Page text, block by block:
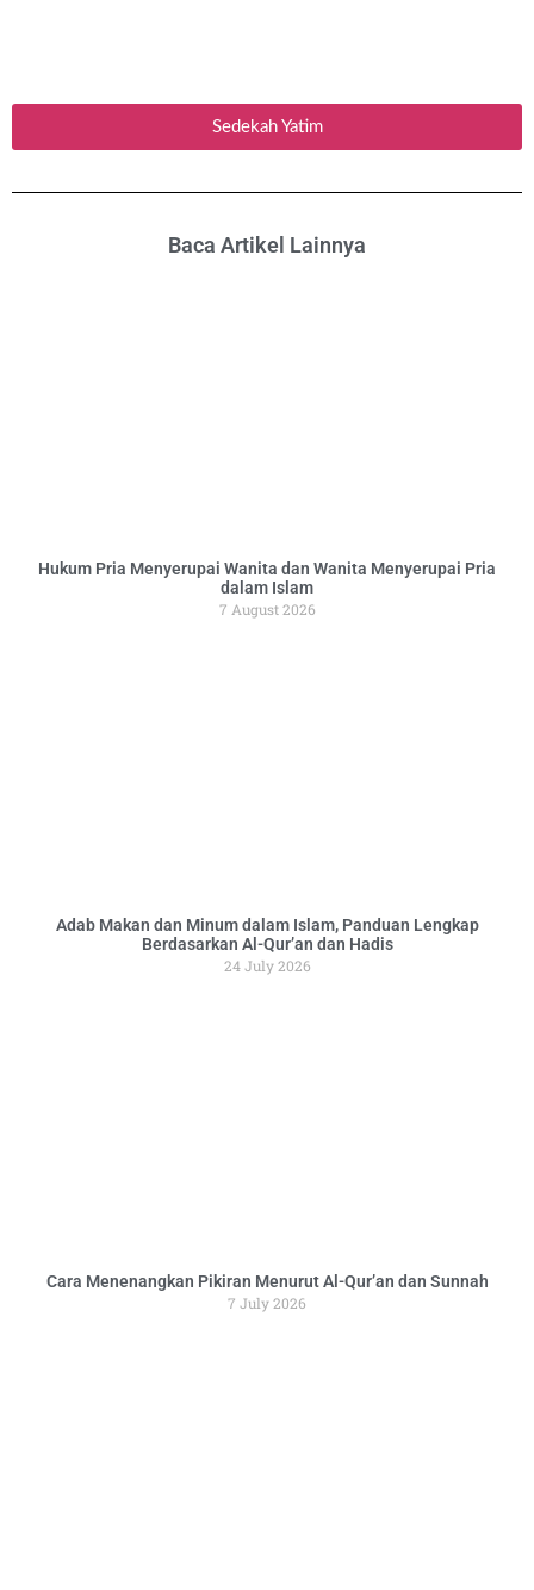
Sedekah Yatim
Baca Artikel Lainnya
Hukum Pria Menyerupai Wanita dan Wanita Menyerupai Pria
dalam Islam
7 August 2026
Adab Makan dan Minum dalam Islam, Panduan Lengkap
Berdasarkan Al-Qur’an dan Hadis
24 July 2026
Cara Menenangkan Pikiran Menurut Al-Qur’an dan Sunnah
7 July 2026